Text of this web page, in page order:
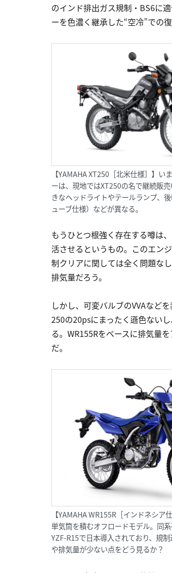
のインド排出ガス規制・BS6に
ーを色濃く継承した“空冷”での
【YAMAHA XT250［北米仕様］】い
ーは、現地ではXT250の名で継続販
きなヘッドライトやテールランプ、
ューブ仕様）などが異なる。
もうひとつ根強く存在する噂は
活させるというもの。このエン
制クリアに関しては全く問題な
排気量だろう。
しかし、可変バルブのVVAなど
250の20psにまったく遜色ない
る。WR155Rをベースに排気量
だ。
【YAMAHA WR155R［インドネシア
単気筒を積むオフロードモデル。同
YZF-R15で日本導入されており、規
や排気量が少ない点をどう見るか？